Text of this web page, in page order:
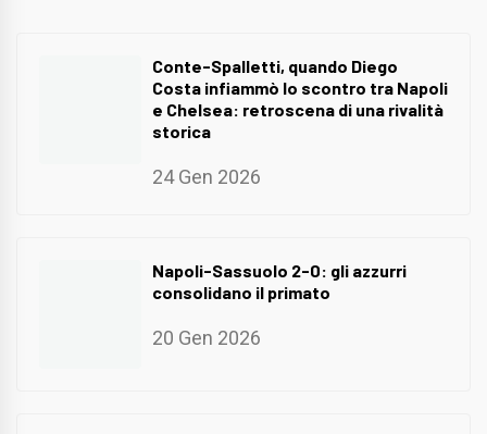
Conte-Spalletti, quando Diego
Costa infiammò lo scontro tra Napoli
e Chelsea: retroscena di una rivalità
storica
24 Gen 2026
Napoli-Sassuolo 2-0: gli azzurri
consolidano il primato
20 Gen 2026